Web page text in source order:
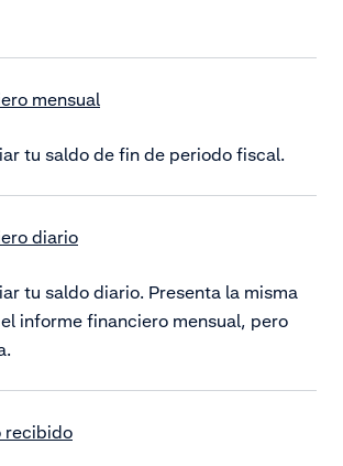
mensual
tu saldo de fin de periodo fiscal.
diario
tu saldo diario. Presenta la misma
informe financiero mensual, pero
recibido